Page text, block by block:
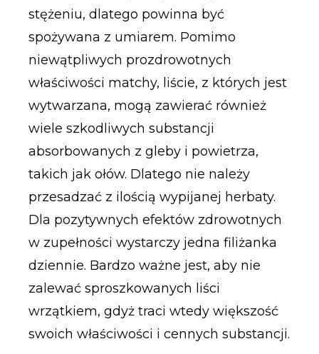
stężeniu, dlatego powinna być
spożywana z umiarem. Pomimo
niewątpliwych prozdrowotnych
właściwości matchy, liście, z których jest
wytwarzana, mogą zawierać również
wiele szkodliwych substancji
absorbowanych z gleby i powietrza,
takich jak ołów. Dlatego nie należy
przesadzać z ilością wypijanej herbaty.
Dla pozytywnych efektów zdrowotnych
w zupełności wystarczy jedna filiżanka
dziennie. Bardzo ważne jest, aby nie
zalewać sproszkowanych liści
wrzątkiem, gdyż traci wtedy większość
swoich właściwości i cennych substancji.